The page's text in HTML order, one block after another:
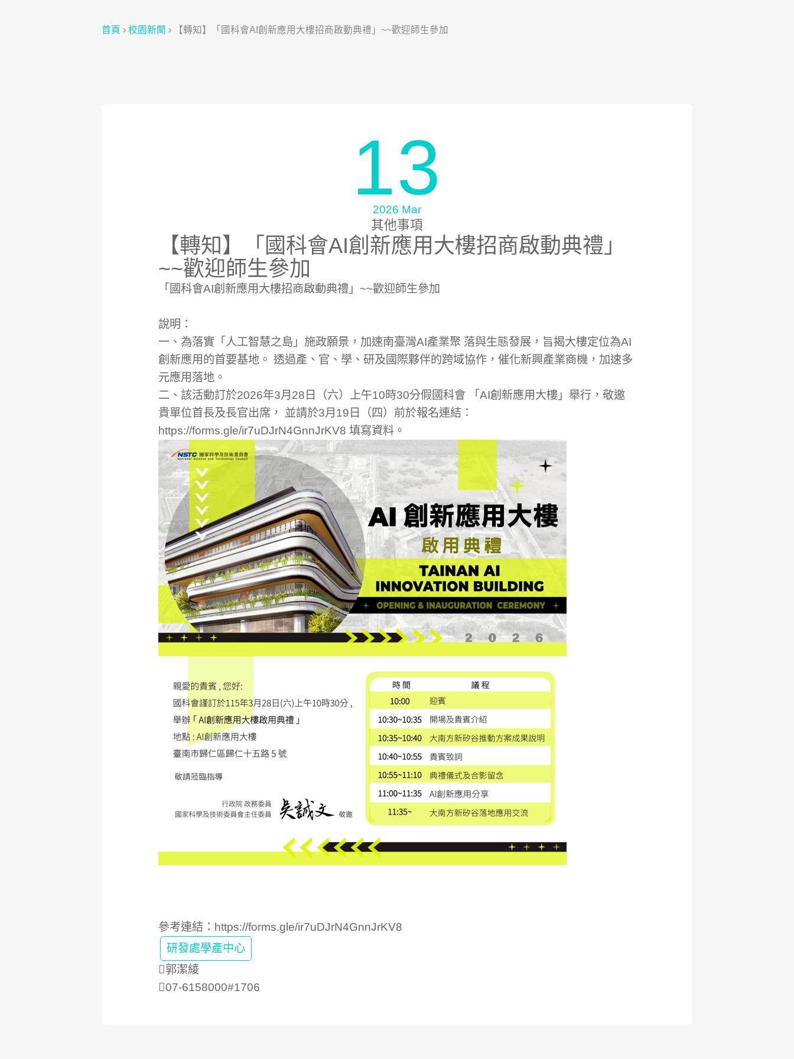
首頁 › 校園新聞 › 【轉知】「國科會AI創新應用大樓招商啟動典禮」~~歡迎師生參加
13
2026 Mar
其他事項
【轉知】「國科會AI創新應用大樓招商啟動典禮」
~~歡迎師生參加
「國科會AI創新應用大樓招商啟動典禮」~~歡迎師生參加
說明：
一、為落實「人工智慧之島」施政願景，加速南臺灣AI產業聚 落與生態發展，旨揭大樓定位為AI
創新應用的首要基地。 透過產、官、學、研及國際夥伴的跨域協作，催化新興產業商機，加速多
元應用落地。
二、該活動訂於2026年3月28日（六）上午10時30分假國科會 「AI創新應用大樓」舉行，敬邀
貴單位首長及長官出席， 並請於3月19日（四）前於報名連結：
https://forms.gle/ir7uDJrN4GnnJrKV8 填寫資料。
參考連結： https://forms.gle/ir7uDJrN4GnnJrKV8
研發處學產中心
郭潔綾
07-6158000#1706